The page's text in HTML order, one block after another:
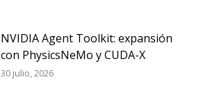
NVIDIA Agent Toolkit: expansión
con PhysicsNeMo y CUDA-X
30 julio, 2026